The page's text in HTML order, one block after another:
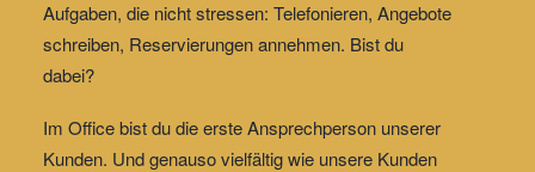
Aufgaben, die nicht stressen: Telefonieren, Angebote
schreiben, Reservierungen annehmen. Bist du
dabei?
Im Office bist du die erste Ansprechperson unserer
Kunden. Undgenauso vielfältig wie unsere Kunden